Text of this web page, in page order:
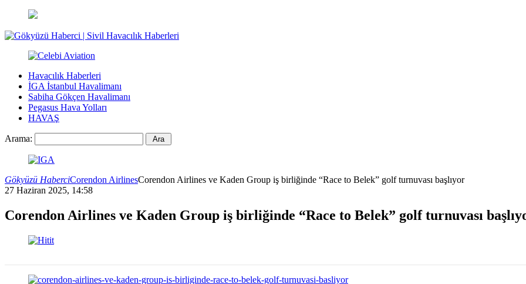
Havacılık Haberleri
İGA İstanbul Havalimanı
Sabiha Gökçen Havalimanı
Pegasus Hava Yolları
HAVAŞ
Arama:
Gökyüzü HaberciCorendon AirlinesCorendon Airlines ve Kaden Group iş birliğinde “Race to Belek” golf turnuvası başlıyor
27 Haziran 2025, 14:58
Corendon Airlines ve Kaden Group iş birliğinde “Race to Belek” golf turnuvası